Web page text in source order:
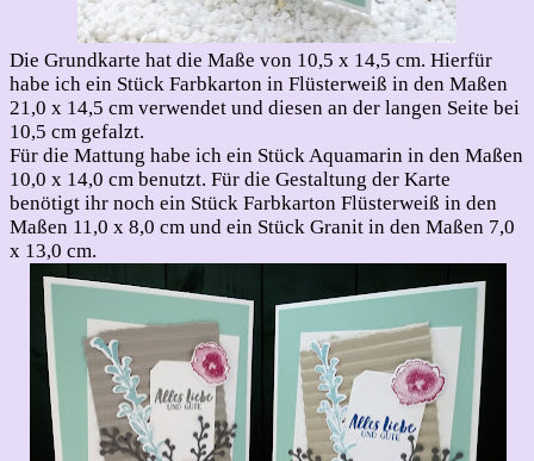
Die Grundkarte hat die Maße von 10,5 x 14,5 cm. Hierfür
habe ich ein Stück Farbkarton in Flüsterweiß in den Maßen
21,0 x 14,5 cm verwendet und diesen an der langen Seite bei
10,5 cm gefalzt.
Für die Mattung habe ich ein Stück Aquamarin in den Maßen
10,0 x 14,0 cm benutzt. Für die Gestaltung der Karte
benötigt ihr noch ein Stück Farbkarton Flüsterweiß in den
Maßen 11,0 x 8,0 cm und ein Stück Granit in den Maßen 7,0
x 13,0 cm.